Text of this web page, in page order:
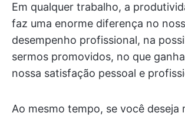
Em qualquer trabalho, a
faz uma enorme diferença no
desempenho profissional, na
sermos promovidos, no que
nossa satisfação pessoal e
Ao mesmo tempo, se você deseja